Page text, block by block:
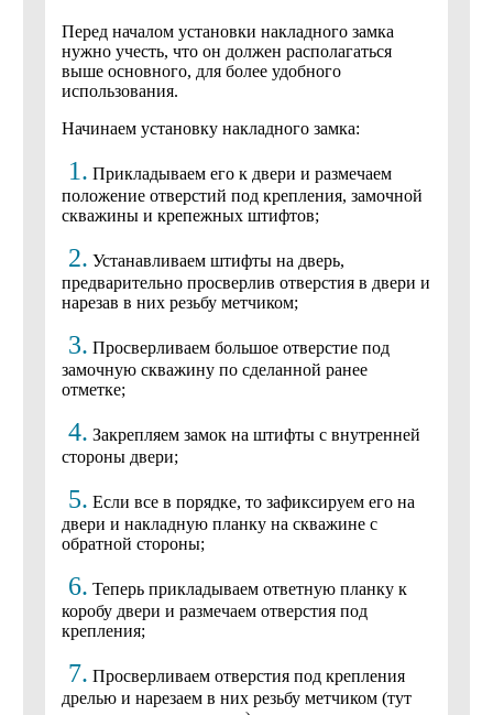
Перед началом установки накладного замка
нужно учесть, что он должен располагаться
выше основного, для более удобного
использования.
Начинаем установку накладного замка:
1. Прикладываем его к двери и размечаем
положение отверстий под крепления, замочной
скважины и крепежных штифтов;
2. Устанавливаем штифты на дверь,
предварительно просверлив отверстия в двери и
нарезав в них резьбу метчиком;
3. Просверливаем большое отверстие под
замочную скважину по сделанной ранее
отметке;
4. Закрепляем замок на штифты с внутренней
стороны двери;
5. Если все в порядке, то зафиксируем его на
двери и накладную планку на скважине с
обратной стороны;
6. Теперь прикладываем ответную планку к
коробу двери и размечаем отверстия под
крепления;
7. Просверливаем отверстия под крепления
дрелью и нарезаем в них резьбу метчиком (тут